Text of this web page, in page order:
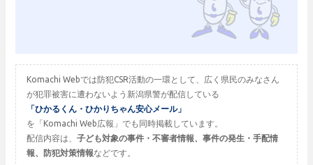
Komachi Webでは防犯CSR活動の一環として、広く県民のみなさん
が犯罪被害に遭わないよう新潟県警が配信している
「ひかるくん・ひかりちゃん安心メール」
を「Komachi Web広報」でも同時掲載しています。
配信内容は、 子ども対象の事件・不審者情報、事件の発生・手配情
報、防犯対策情報などです。